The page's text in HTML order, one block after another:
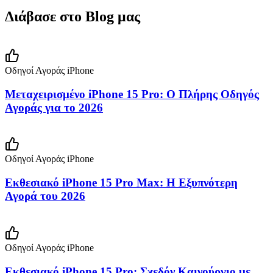
Διάβασε στο Blog μας
Οδηγοί Αγοράς iPhone
Μεταχειρισμένο iPhone 15 Pro: Ο Πλήρης Οδηγός
Αγοράς για το 2026
Οδηγοί Αγοράς iPhone
Εκθεσιακό iPhone 15 Pro Max: Η Εξυπνότερη
Αγορά του 2026
Οδηγοί Αγοράς iPhone